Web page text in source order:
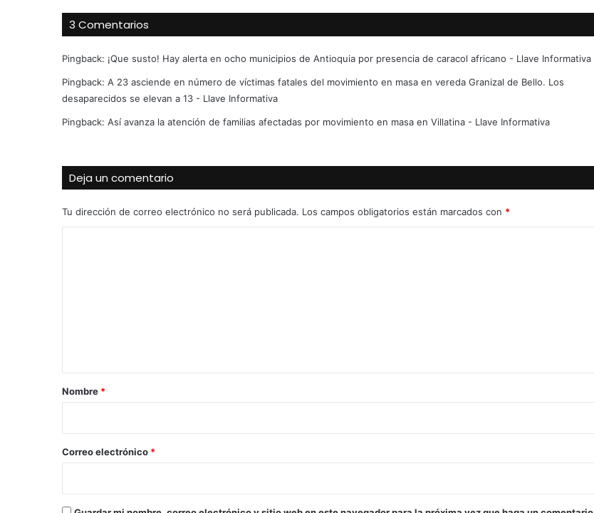
3 Comentarios
Pingback: ¡Que susto! Hay alerta en ocho municipios de Antioquia por presencia de caracol africano - Llave Informativa
Pingback: A 23 asciende en número de víctimas fatales del movimiento en masa en vereda Granizal de Bello. Los
desaparecidos se elevan a 13 - Llave Informativa
Pingback: Así avanza la atención de familias afectadas por movimiento en masa en Villatina - Llave Informativa
Deja un comentario
Tu dirección de correo electrónico no será publicada. Los campos obligatorios están marcados con *
r
*
Nombre *
Correo electrónico *